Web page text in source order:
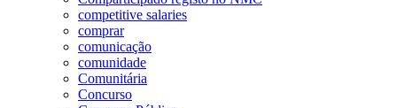
competitive salaries
comprar
comunicação
comunidade
Comunitária
Concurso